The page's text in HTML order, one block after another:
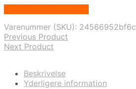
Varenummer (SKU): 24566952bf6c
Previous Product
Next Product
Beskrivelse
Yderligere information